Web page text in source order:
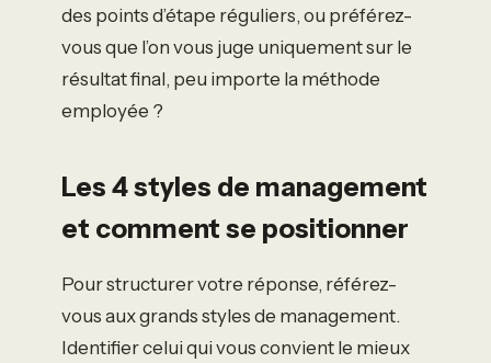
des points d’étape réguliers, ou préférez-
vous que l’on vous juge uniquement sur le
résultat final, peu importe la méthode
employée ?
Les 4 styles de management
et comment se positionner
Pour structurer votre réponse, référez-
vous aux grands styles de management.
Identifier celui qui vous convient le mieux